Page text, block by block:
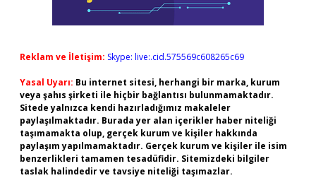
Reklam ve İletişim: Skype: live:.cid.575569c608265c69
Yasal Uyarı: Bu internet sitesi, herhangi bir marka, kurum
veya şahıs şirketi ile hiçbir bağlantısı bulunmamaktadır.
Sitede yalnızca kendi hazırladığımız makaleler
paylaşılmaktadır. Burada yer alan içerikler haber niteliği
taşımamakta olup, gerçek kurum ve kişiler hakkında
paylaşım yapılmamaktadır. Gerçek kurum ve kişiler ile isim
benzerlikleri tamamen tesadüfidir. Sitemizdeki bilgiler
taslak halindedir ve tavsiye niteliği taşımazlar.